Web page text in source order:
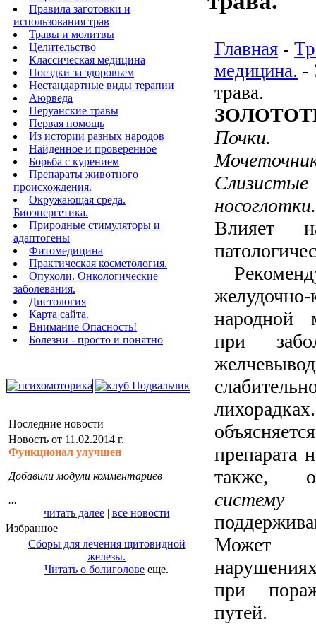
Правила заготовки и
использования трав
Травы и молитвы
Целительство
Классическая медицина
Поездки за здоровьем
Нестандартные виды терапии
Аюрведа
Перуанские травы
Первая помощь
Из истории разных народов
Найденное и проверенное
Борьба с курением
Препараты животного
происхождения.
Окружающая среда.
Биоэнергетика.
Природные стимуляторы и
адаптогены
Фитомедицина
Практическая косметология.
Опухоли. Онкологические
заболевания.
Диетология
Карта сайта.
Внимание Опасность!
Болезни - просто и понятно
Последние новости
Новость от 11.02.2014 г.
Функционал улучшен
Добавили модули комментариев
...
читать далее| все новости
Избранное
Сборы для лечения щитовидной
железы.
Читать о болиголове еще.
Главная -
медицина. -
трава.
Почки.
носоглотки.
Влияет
народной
при
препарата
также,
Может
при
путей.